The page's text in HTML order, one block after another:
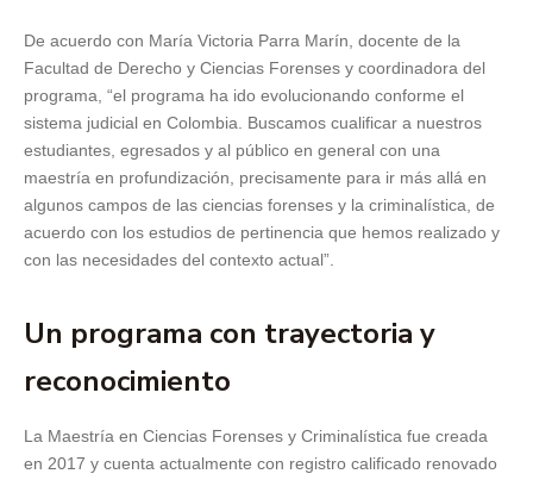
De acuerdo con María Victoria Parra Marín, docente de la
Facultad de Derecho y Ciencias Forenses y coordinadora del
programa, “el programa ha ido evolucionando conforme el
sistema judicial en Colombia. Buscamos cualificar a nuestros
estudiantes, egresados y al público en general con una
maestría en profundización, precisamente para ir más allá en
algunos campos de las ciencias forenses y la criminalística, de
acuerdo con los estudios de pertinencia que hemos realizado y
con las necesidades del contexto actual”.
Un programa con trayectoria y
reconocimiento
La Maestría en Ciencias Forenses y Criminalística fue creada
en 2017 y cuenta actualmente con registro calificado renovado